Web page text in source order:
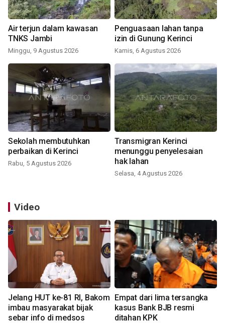
Air terjun dalam kawasan
TNKS Jambi
Minggu, 9 Agustus 2026
Penguasaan lahan tanpa
izin di Gunung Kerinci
Kamis, 6 Agustus 2026
Sekolah membutuhkan
perbaikan di Kerinci
Rabu, 5 Agustus 2026
Transmigran Kerinci
menunggu penyelesaian
hak lahan
Selasa, 4 Agustus 2026
Video
Jelang HUT ke-81 RI, Bakom
imbau masyarakat bijak
sebar info di medsos
Empat dari lima tersangka
kasus Bank BJB resmi
ditahan KPK